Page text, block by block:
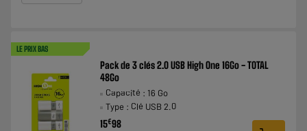
LE PRIX BAS
Pack de 3 clés 2.0 USB High One 16Go - TOTAL
48Go
Capacité : 16 Go
Type : Clé USB 2.0
15€98